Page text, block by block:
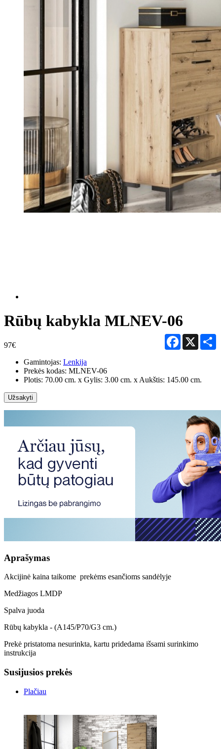
Rūbų kabykla MLNEV-06
97€
Facebook
X
Gamintojas: Lenkija
Prekės kodas: MLNEV-06
Plotis: 70.00 cm. x Gylis: 3.00 cm. x Aukštis: 145.00 cm.
Užsakyti
Aprašymas
Akcijinė kaina taikome prekėms esančioms sandėlyje
Medžiagos LMDP
Spalva juoda
Rūbų kabykla - (A145/P70/G3 cm.)
Prekė pristatoma nesurinkta, kartu pridedama išsami surinkimo
instrukcija
Susijusios prekės
Plačiau